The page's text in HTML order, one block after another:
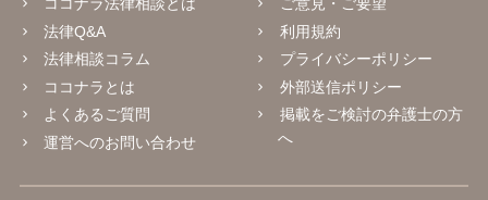
法律Q&A
法律相談コラム
ココナラとは
よくあるご質問
運営へのお問い合わせ
利用規約
プライバシーポリシー
外部送信ポリシー
掲載をご検討の弁護士の方
へ